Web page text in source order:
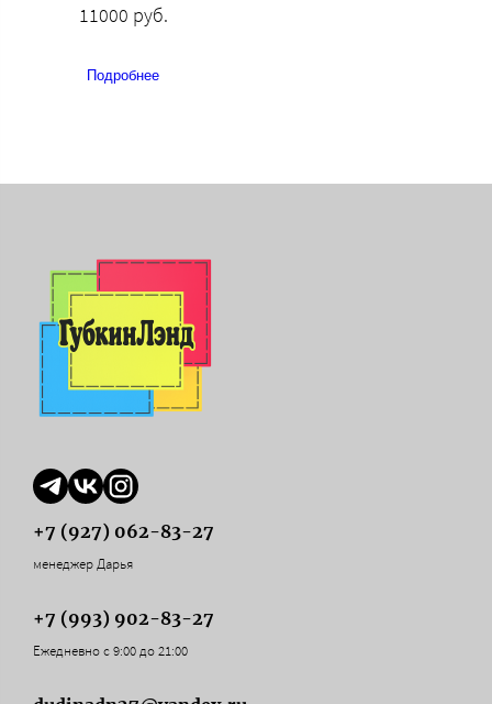
11000 руб.
Подробнее
+7 (927) 062-83-27
менеджер Дарья
+7 (993) 902-83-27
Ежедневно с 9:00 до 21:00